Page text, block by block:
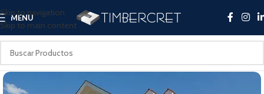
Skip to navigation
Skip to main content
MENU